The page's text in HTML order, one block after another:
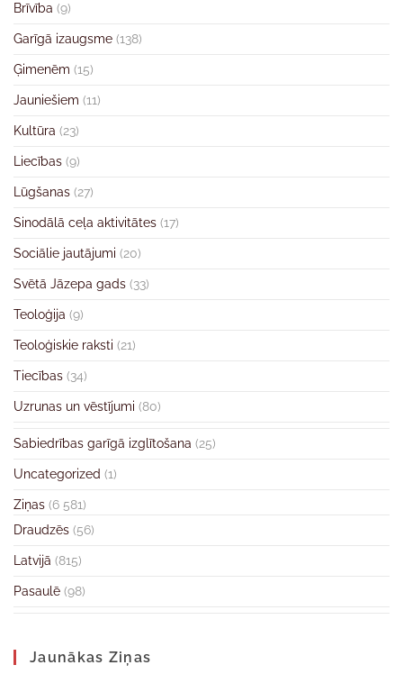
Brīvība (9)
Garīgā izaugsme (138)
Ģimenēm (15)
Jauniešiem (11)
Kultūra (23)
Liecības (9)
Lūgšanas (27)
Sinodālā ceļa aktivitātes (17)
Sociālie jautājumi (20)
Svētā Jāzepa gads (33)
Teoloģija (9)
Teoloģiskie raksti (21)
Tiecības (34)
Uzrunas un vēstījumi (80)
Sabiedrības garīgā izglītošana (25)
Uncategorized (1)
Ziņas (6 581)
Draudzēs (56)
Latvijā (815)
Pasaulē (98)
Jaunākas Ziņas